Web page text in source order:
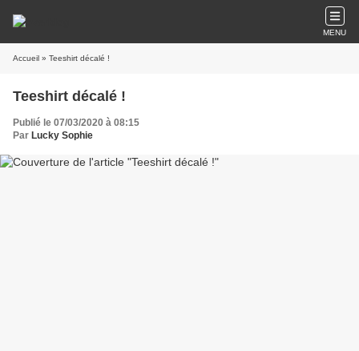
MENU
Accueil » Teeshirt décalé !
Teeshirt décalé !
Publié le 07/03/2020 à 08:15
Par Lucky Sophie